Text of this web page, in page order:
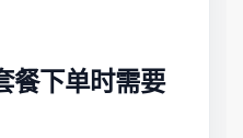
餐下单时需要